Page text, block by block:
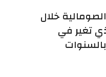
خلال
تغير في